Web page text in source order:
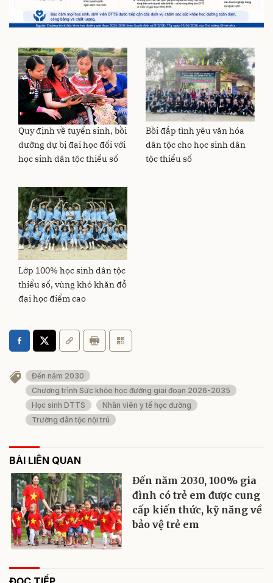
Quy định về tuyển sinh, bồi
dưỡng dự bị đại học đối với
học sinh dân tộc thiểu số
Bồi đắp tình yêu văn hóa
dân tộc cho học sinh dân
tộc thiểu số
Lớp 100% học sinh dân tộc
thiểu số, vùng khó khăn đỗ
đại học điểm cao
Đến năm 2030
Chương trình Sức khỏe học đường giai đoạn 2026-2035
Học sinh DTTS
Nhân viên y tế học đường
Trường dân tộc nội trú
BÀI LIÊN QUAN
Đến năm 2030, 100% gia
đình có trẻ em được cung
cấp kiến thức, kỹ năng về
bảo vệ trẻ em